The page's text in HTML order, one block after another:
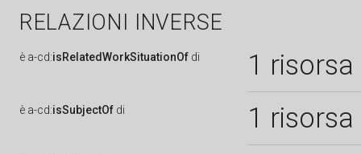
RELAZIONI INVERSE
è a-cd:isRelatedWorkSituationOf di 1 risorsa
è a-cd:isSubjectOf di 1 risorsa